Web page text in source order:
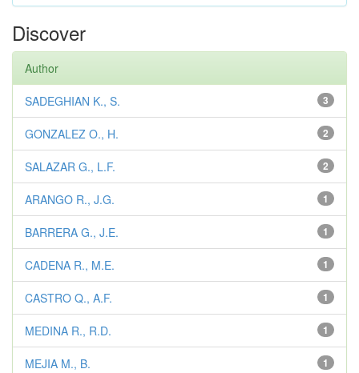
Discover
Author
3
SADEGHIAN K., S.
2
GONZALEZ O., H.
2
SALAZAR G., L.F.
1
ARANGO R., J.G.
1
BARRERA G., J.E.
1
CADENA R., M.E.
1
CASTRO Q., A.F.
1
MEDINA R., R.D.
1
MEJIA M., B.